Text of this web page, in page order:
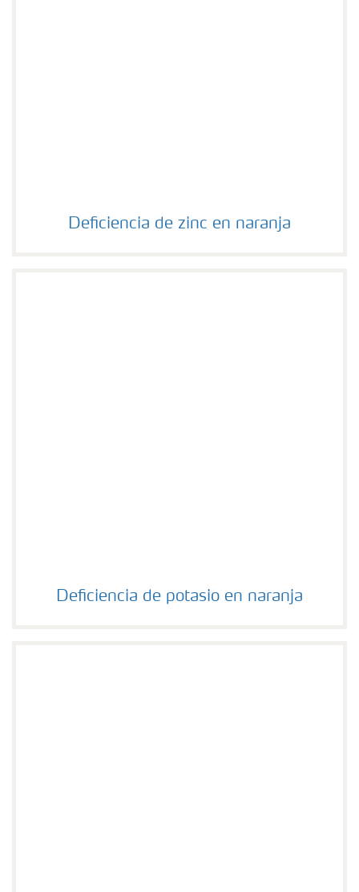
Deficiencia de zinc en naranja
Deficiencia de zinc en naranja
Deficiencia de potasio en naranja
Deficiencia de potasio en naranja